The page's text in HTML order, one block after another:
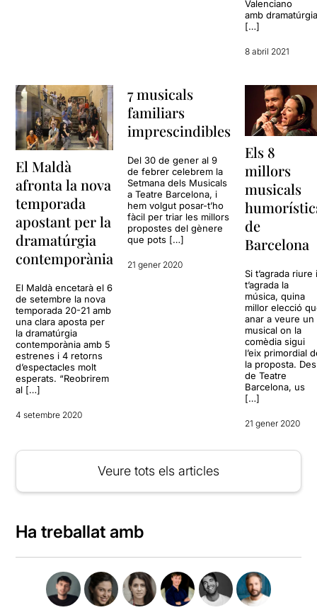
Valenciano
amb
[…]
8 abril 2021
El Maldà
afronta la nova
temporada
apostant per la
dramatúrgia
contemporània
El Maldà encetarà el 6
de setembre la nova
temporada 20-21 amb
una clara aposta per
la dramatúrgia
contemporània amb 5
estrenes i 4 retorns
d’espectacles molt
esperats. “Reobrirem
al […]
4 setembre 2020
7 musicals
familiars
imprescindibles
Del 30 de gener al 9
de febrer celebrem la
Setmana dels Musicals
a Teatre Barcelona, i
hem volgut posar-t’ho
fàcil per triar les millors
propostes del gènere
que pots […]
21 gener 2020
Els 8
millors
musicals
de
Barcelona
Si t’agrada riure
t’agrada la
música, quina
millor elecció
anar a veure un
musical on la
comèdia sigui
l’eix primordial
la proposta. Des
de Teatre
Barcelona, us
[…]
21 gener 2020
Veure tots els articles
Ha treballat amb